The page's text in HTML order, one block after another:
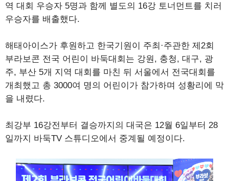
역 대회 우승자 5명과 함께 별도의 16강 토너먼트를 치러
우승자를 배출했다.
해태아이스가 후원하고 한국기원이 주최·주관한 제2회
부라보콘 전국 어린이 바둑대회는 강원, 충청, 대구, 광
주, 부산 5개 지역 대회를 마친 뒤 서울에서 전국대회를
개최했고 총 3000여 명의 어린이가 참가하며 성황리에 막
을 내렸다.
최강부 16강전부터 결승까지의 대국은 12월 6일부터 28
일까지 바둑TV 스튜디오에서 중계될 예정이다.